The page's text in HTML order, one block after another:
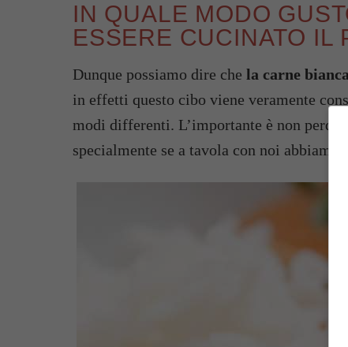
IN QUALE MODO
ESSERE CUCINATO IL
Dunque possiamo dire che la carne
in effetti questo cibo viene veramente
modi differenti. L’importante è non
specialmente se a tavola con noi